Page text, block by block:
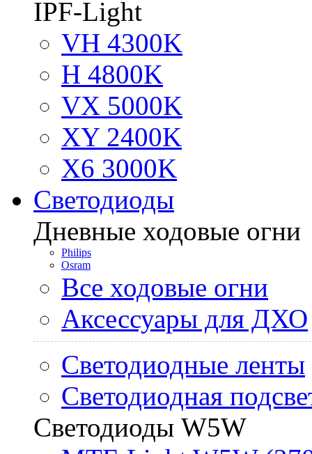
IPF-Light
VH 4300K
H 4800K
VX 5000K
XY 2400K
X6 3000K
Светодиоды
Дневные ходовые огни
Philips
Osram
Все ходовые огни
Аксессуары для ДХО
Светодиодные ленты
Светодиодная
Светодиоды W5W